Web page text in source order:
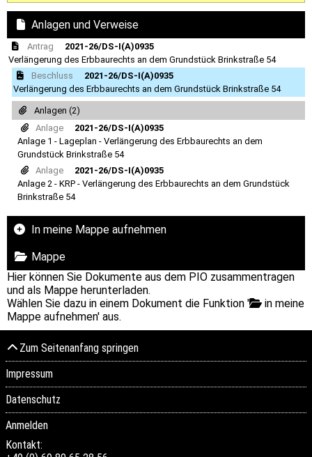
Anlagen und Verweise
Antrag
2021-26/DS-I(A)0935
Verlängerung des Erbbaurechts an dem Grundstück Brinkstraße 54
Beschluss
2021-26/DS-I(A)0935
Verlängerung des Erbbaurechts an dem Grundstück Brinkstraße 54
Anlagen (2)
Anlage
2021-26/DS-I(A)0935
Anlage 1 - Lageplan - Verlängerung des Erbbaurechts an dem
Grundstück Brinkstraße 54
Anlage
2021-26/DS-I(A)0935
Anlage 2 - KRP - Verlängerung des Erbbaurechts an dem Grundstück
Brinkstraße 54
In meine Mappe aufnehmen
Mappe
Hier können Sie Dokumente aus dem PIO zusammentragen
und als Mappe herunterladen.
Wählen Sie dazu in einem Dokument die Funktion '
in meine
Mappe aufnehmen' aus.
Zum Seitenanfang springen
Impressum
Datenschutz
Anmelden
Kontakt: